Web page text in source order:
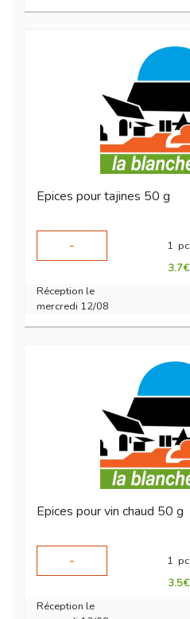
Epices pour tajines 50 g
-
1 pc
3.7€
Réception le
mercredi 12/08
Epices pour vin chaud 50 g
-
1 pc
3.5€
Réception le